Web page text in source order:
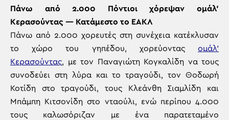
Πάνω από 2.000 Πόντιοι χόρεψαν ομάλ’
Κερασούντας — Κατάμεστο το ΕΑΚΛ
Πάνω από 2.000 χορευτές στη συνέχεια κατέκλυσαν
το χώρο του γηπέδου, χορεύοντας ομάλ’
Κερασούντας, με τον Παναγιώτη Κογκαλίδη να τους
συνοδεύει στη λύρα και το τραγούδι, τον Θοδωρή
Κοτίδη στο τραγούδι, τους Κλεάνθη Σιαμλίδη και
Μπάμπη Κιτσονίδη στο νταούλι, ενώ περίπου 4.000
τους καλωσόριζαν με ένα παρατεταμένο